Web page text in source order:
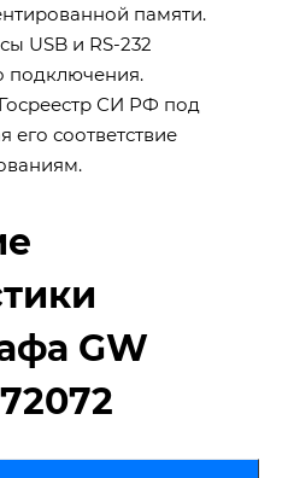
памяти.
USB и RS-232
подключения.
СИ РФ под
его соответствие
GW